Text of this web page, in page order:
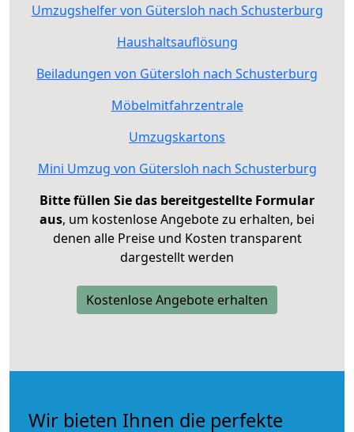
Umzugshelfer von Gütersloh nach Schusterburg
Haushaltsauflösung
Beiladungen von Gütersloh nach Schusterburg
Möbelmitfahrzentrale
Umzugskartons
Mini Umzug von Gütersloh nach Schusterburg
Bitte füllen Sie das bereitgestellte Formular
aus, um kostenlose Angebote zu erhalten, bei
denen alle Preise und Kosten transparent
dargestellt werden
Kostenlose Angebote erhalten
Wir bieten Ihnen die perfekte